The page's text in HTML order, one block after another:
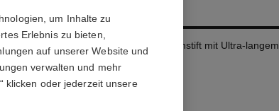
VELVET
Der Intensive Matte Fluid-lippenstift mit Ultra-langem
Halt
Weitere Details
um Inhalte zu
Erlebnis zu bieten,
auf unserer Website und
verwalten und mehr
klicken oder jederzeit unsere